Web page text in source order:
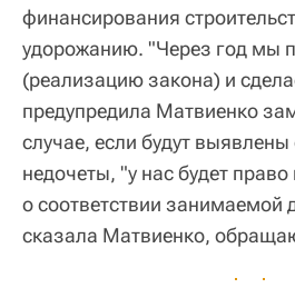
финансирования
удорожанию. "Через год мы
(реализацию закона) и
предупредила Матвиенко
случае, если будут
недочеты, "у нас будет
о соответствии занимаемой
сказала Матвиенко,